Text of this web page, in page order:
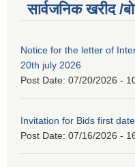
सार्वजनिक खरीद /
Notice for the letter of
20th july 2026
Post Date: 07/20/2026 -
Invitation for Bids first
Post Date: 07/16/2026 -